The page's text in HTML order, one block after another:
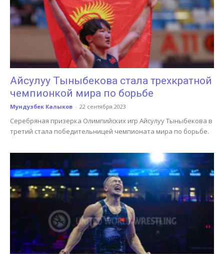
Айсулуу Тыныбекова стала трехкратной
чемпионкой мира по борьбе
Мундузбек Калыков - 22 сентября 2023
Серебряная призерка Олимпийских игр Айсулуу Тыныбекова в
третий стала победительницей чемпионата мира по борьбе.